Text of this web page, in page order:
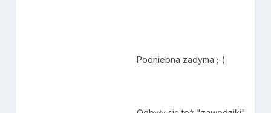
Podniebna zadyma ;-)